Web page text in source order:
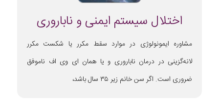
اختلال سیستم ایمنی و ناباروری
مشاوره ایمونولوژی در موارد سقط مکرر یا شکست مکرر
لانه‌گزینی در درمان ناباروری و یا همان ای وی اف ناموفق
ضروری است. اگر سن خانم زیر ۳۵ سال باشد،